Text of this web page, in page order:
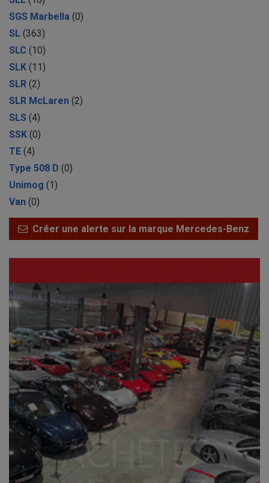
SGS Marbella (0)
SL (363)
SLC (10)
SLK (11)
SLR (2)
SLR McLaren (2)
SLS (4)
SSK (0)
TE (4)
Type 508 D (0)
Unimog (1)
Van (0)
Créer une alerte sur la marque Mercedes-Benz